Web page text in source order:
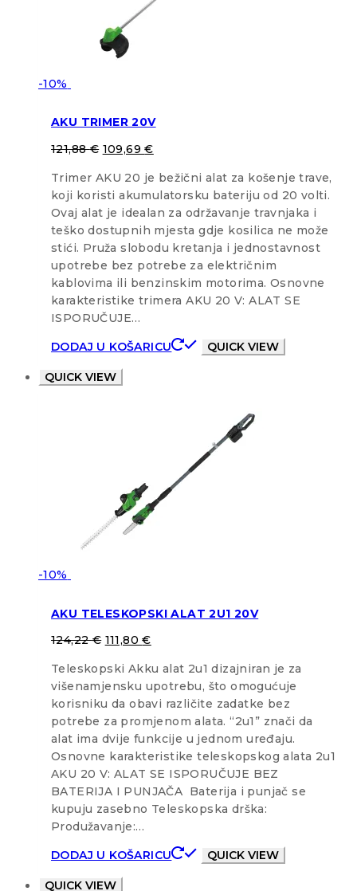
-10%
AKU TRIMER 20V
121,88€ 109,69€
Trimer AKU 20 je bežični alat za košenje trave,
koji koristi akumulatorsku bateriju od 20 volti.
Ovaj alat je idealan za održavanje travnjaka i
teško dostupnih mjesta gdje kosilica ne može
stići. Pruža slobodu kretanja i jednostavnost
upotrebe bez potrebe za električnim
kablovima ili benzinskim motorima. Osnovne
karakteristike trimera AKU 20 V: ALAT SE
ISPORUČUJE…
DODAJ U KOŠARICU
QUICK VIEW
QUICK VIEW
-10%
AKU TELESKOPSKI ALAT 2U1 20V
124,22€ 111,80€
Teleskopski Akku alat 2u1 dizajniran je za
višenamjensku upotrebu, što omogućuje
korisniku da obavi različite zadatke bez
potrebe za promjenom alata. “2u1” znači da
alat ima dvije funkcije u jednom uređaju.
Osnovne karakteristike teleskopskog alata 2u1
AKU 20 V: ALAT SE ISPORUČUJE BEZ
BATERIJA I PUNJAČA Baterija i punjač se
kupuju zasebno Teleskopska drška:
Produžavanje:…
DODAJ U KOŠARICU
QUICK VIEW
QUICK VIEW